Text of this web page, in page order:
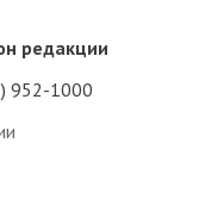
редакции
952-1000